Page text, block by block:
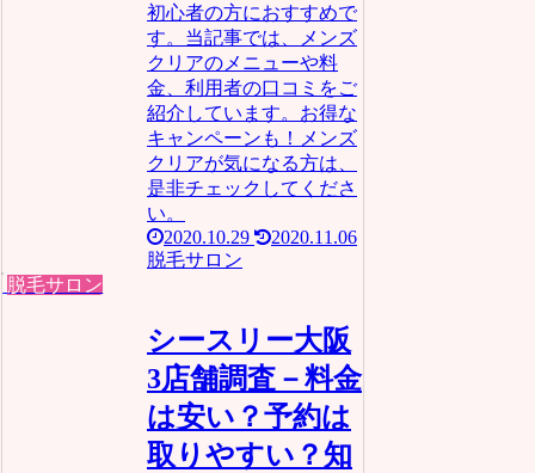
初心者の方におすすめで
す。当記事では、メンズ
クリアのメニューや料
金、利用者の口コミをご
紹介しています。お得な
キャンペーンも！メンズ
クリアが気になる方は、
是非チェックしてくださ
い。
2020.10.29
2020.11.06
脱毛サロン
脱毛サロン
シースリー大阪
3店舗調査－料金
は安い？予約は
取りやすい？知